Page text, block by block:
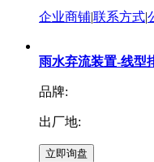
企业商铺|联系方式|
雨水弃流装置-线型
品牌:
出厂地: